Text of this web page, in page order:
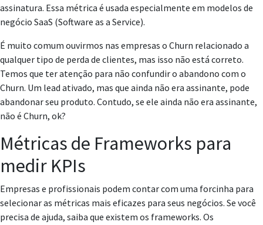
assinatura. Essa métrica é usada especialmente em modelos de
negócio SaaS (Software as a Service).
É muito comum ouvirmos nas empresas o Churn relacionado a
qualquer tipo de perda de clientes, mas isso não está correto.
Temos que ter atenção para não confundir o abandono com o
Churn. Um lead ativado, mas que ainda não era assinante, pode
abandonar seu produto. Contudo, se ele ainda não era assinante,
não é Churn, ok?
Métricas de Frameworks para
medir KPIs
Empresas e profissionais podem contar com uma forcinha para
selecionar as métricas mais eficazes para seus negócios. Se você
precisa de ajuda, saiba que existem os frameworks. Os